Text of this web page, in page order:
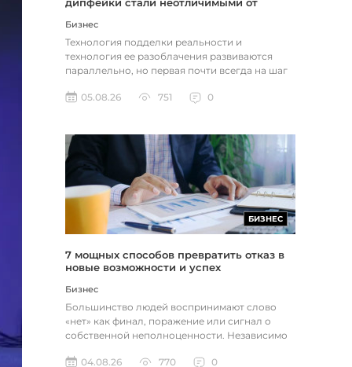
Бизнес
Технология подделки реальности и
технология ее разоблачения развиваются
параллельно, но первая почти всегда на шаг
05.08.26
751 0
БИЗНЕС
7 мощных способов превратить отказ в
новые возможности и успех
Бизнес
Большинство людей воспринимают слово
«нет» как финал, поражение или сигнал о
собственной неполноценности. Независимо
04.08.26
770 0